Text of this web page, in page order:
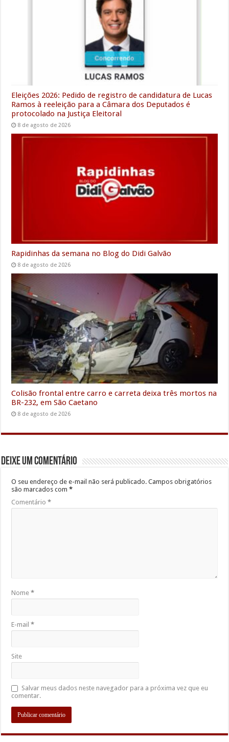
p
n
Eleições 2026: Pedido de registro de candidatura de Lucas
Ramos à reeleição para a Câmara dos Deputados é
protocolado na Justiça Eleitoral
8 de agosto de 2026
Rapidinhas da semana no Blog do Didi Galvão
8 de agosto de 2026
Colisão frontal entre carro e carreta deixa três mortos na
BR-232, em São Caetano
8 de agosto de 2026
Deixe um comentário
O seu endereço de e-mail não será publicado. Campos obrigatórios
são marcados com*
Comentário*
Nome*
E-mail*
Site
Salvar meus dados neste navegador para a próxima vez que eu
comentar.